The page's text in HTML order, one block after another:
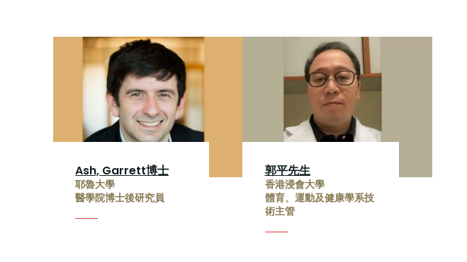
Ash, Garrett博士
耶魯大學
醫學院博士後研究員
郭平先生
香港浸會大學
體育、運動及健康學系技
術主管